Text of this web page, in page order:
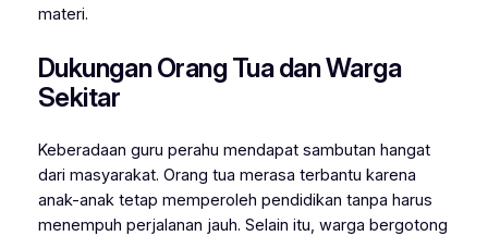
materi.
Dukungan Orang Tua dan Warga
Sekitar
Keberadaan guru perahu mendapat sambutan hangat
dari masyarakat. Orang tua merasa terbantu karena
anak-anak tetap memperoleh pendidikan tanpa harus
menempuh perjalanan jauh. Selain itu, warga bergotong